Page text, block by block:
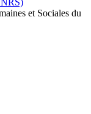
et Sociales du